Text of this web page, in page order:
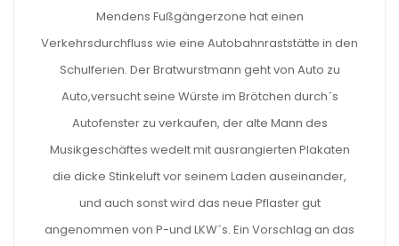
Mendens Fußgängerzone hat einen
Verkehrsdurchfluss wie eine Autobahnraststätte in den
Schulferien. Der Bratwurstmann geht von Auto zu
Auto,versucht seine Würste im Brötchen durch´s
Autofenster zu verkaufen, der alte Mann des
Musikgeschäftes wedelt mit ausrangierten Plakaten
die dicke Stinkeluft vor seinem Laden auseinander,
und auch sonst wird das neue Pflaster gut
angenommen von P-und LKW´s. Ein Vorschlag an das